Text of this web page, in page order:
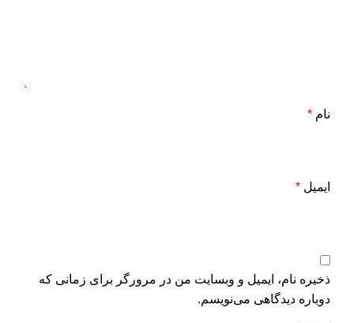
نام *
ایمیل *
ذخیره نام، ایمیل و وبسایت من در مرورگر برای زمانی که
دوباره دیدگاهی می‌نویسم.